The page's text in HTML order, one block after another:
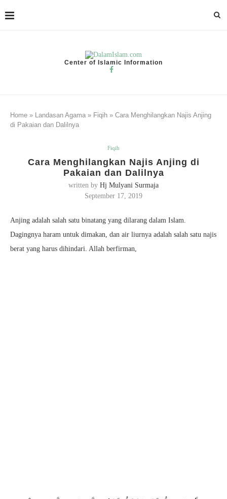
Center of Islamic Information
Home » Landasan Agama » Fiqih » Cara Menghilangkan Najis Anjing
di Pakaian dan Dalilnya
Fiqih
Cara Menghilangkan Najis Anjing di
Pakaian dan Dalilnya
written by Hj Mulyani Surmaja
September 17, 2019
Anjing adalah salah satu binatang yang dilarang dalam Islam.
Dagingnya haram untuk dimakan, dan air liurnya adalah salah satu najis
berat yang harus dihindari. Allah berfirman,